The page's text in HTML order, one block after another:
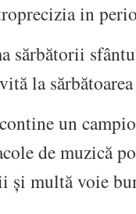
in
sărbătorii
la
un
de muzică
și multă voie